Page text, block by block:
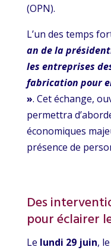
(OPN).
L’un des temps
an de la
les entreprises
fabrication pour
». Cet échange,
permettra
économiques
présence de
Des
pour éclairer
Le lundi 29 juin,